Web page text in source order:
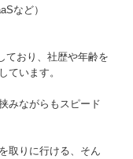
など）
ており、社歴や年齢を
ています。
みながらもスピード
取りに行ける、そん